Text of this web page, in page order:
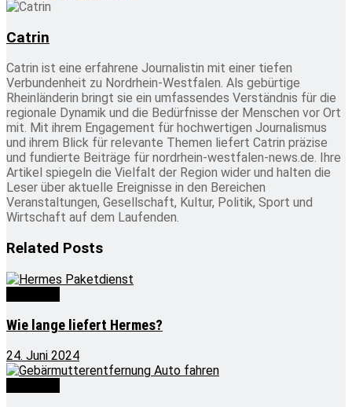
Catrin
Catrin ist eine erfahrene Journalistin mit einer tiefen
Verbundenheit zu Nordrhein-Westfalen. Als gebürtige
Rheinländerin bringt sie ein umfassendes Verständnis für die
regionale Dynamik und die Bedürfnisse der Menschen vor Ort
mit. Mit ihrem Engagement für hochwertigen Journalismus
und ihrem Blick für relevante Themen liefert Catrin präzise
und fundierte Beiträge für nordrhein-westfalen-news.de. Ihre
Artikel spiegeln die Vielfalt der Region wider und halten die
Leser über aktuelle Ereignisse in den Bereichen
Veranstaltungen, Gesellschaft, Kultur, Politik, Sport und
Wirtschaft auf dem Laufenden.
Related Posts
Wie lange liefert Hermes?
24. Juni 2024